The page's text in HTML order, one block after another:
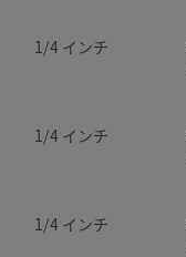
1/4 インチ
1/4 インチ
1/4 インチ